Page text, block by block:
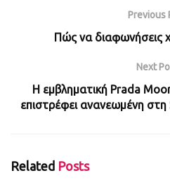
Previous
Πώς να διαφωνήσεις
Next
Η εμβληματική Prada
επιστρέφει ανανεωμένη
Related Posts